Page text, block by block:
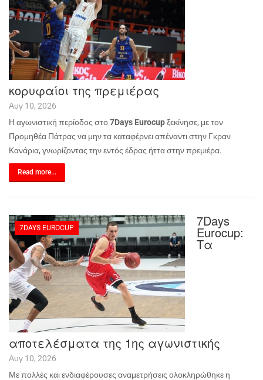
κορυφαίοι της πρεμιέρας
Αυγ 10, 2026
Η αγωνιστική περίοδος στο7Days Eurocupξεκίνησε, με τον
Προμηθέα Πάτρας να μην τα καταφέρνει απέναντι στην Γκραν
Κανάρια, γνωρίζοντας την εντός έδρας ήττα στην πρεμιέρα.
Read more...
7DAYS EUROCUP 7Days
Eurocup:
Τα
αποτελέσματα της 1ης αγωνιστικής
Αυγ 10, 2026
Με πολλές και ενδιαφέρουσες αναμετρήσεις ολοκληρώθηκε η